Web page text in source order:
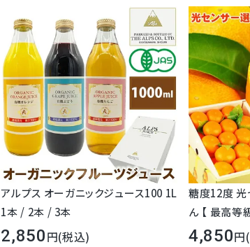
華やかな丸箱や明るめのリボンでラッピング
配いたします。
ご注文フォームの備考欄にご記入ください。も
選びください。
自宅で楽しむお 取り寄せなので化粧箱やラッピ
らをお選びください。 ご自宅用段ボール箱で
アルプス オーガニックジュース100 1L
1本 / 2本 / 3本
2,850 (税込)
糖度12度 光
ん 【 最高等
S22個また
4,850